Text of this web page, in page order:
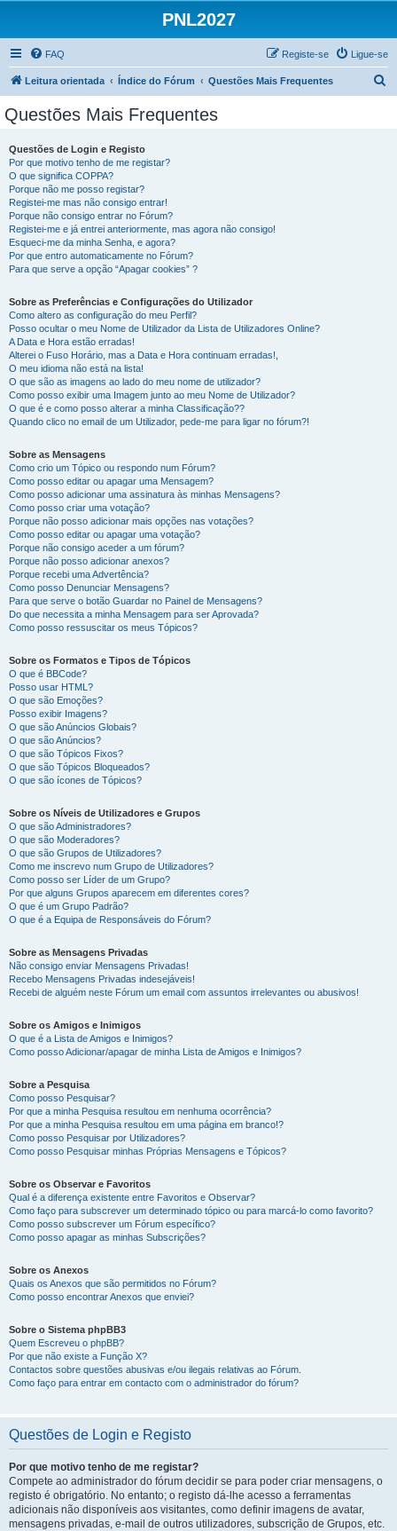
PNL2027
FAQ Ligue-se
Registe-se
Leitura orientada Índice do Fórum Questões Mais Frequentes
Questões Mais Frequentes
Questões de Login e Registo
Por que motivo tenho de me registar?
O que significa COPPA?
Porque não me posso registar?
Registei-me mas não consigo entrar!
Porque não consigo entrar no Fórum?
Registei-me e já entrei anteriormente, mas agora não consigo!
Esqueci-me da minha Senha, e agora?
Por que entro automaticamente no Fórum?
Para que serve a opção “Apagar cookies” ?
Sobre as Preferências e Configurações do Utilizador
Como altero as configuração do meu Perfil?
Posso ocultar o meu Nome de Utilizador da Lista de Utilizadores Online?
A Data e Hora estão erradas!
Alterei o Fuso Horário, mas a Data e Hora continuam erradas!,
O meu idioma não está na lista!
O que são as imagens ao lado do meu nome de utilizador?
Como posso exibir uma Imagem junto ao meu Nome de Utilizador?
O que é e como posso alterar a minha Classificação??
Quando clico no email de um Utilizador, pede-me para ligar no fórum?!
Sobre as Mensagens
Como crio um Tópico ou respondo num Fórum?
Como posso editar ou apagar uma Mensagem?
Como posso adicionar uma assinatura às minhas Mensagens?
Como posso criar uma votação?
Porque não posso adicionar mais opções nas votações?
Como posso editar ou apagar uma votação?
Porque não consigo aceder a um fórum?
Porque não posso adicionar anexos?
Porque recebi uma Advertência?
Como posso Denunciar Mensagens?
Para que serve o botão Guardar no Painel de Mensagens?
Do que necessita a minha Mensagem para ser Aprovada?
Como posso ressuscitar os meus Tópicos?
Sobre os Formatos e Tipos de Tópicos
O que é BBCode?
Posso usar HTML?
O que são Emoções?
Posso exibir Imagens?
O que são Anúncios Globais?
O que são Anúncios?
O que são Tópicos Fixos?
O que são Tópicos Bloqueados?
O que são ícones de Tópicos?
Sobre os Níveis de Utilizadores e Grupos
O que são Administradores?
O que são Moderadores?
O que são Grupos de Utilizadores?
Como me inscrevo num Grupo de Utilizadores?
Como posso ser Líder de um Grupo?
Por que alguns Grupos aparecem em diferentes cores?
O que é um Grupo Padrão?
O que é a Equipa de Responsáveis do Fórum?
Sobre as Mensagens Privadas
Não consigo enviar Mensagens Privadas!
Recebo Mensagens Privadas indesejáveis!
Recebi de alguém neste Fórum um email com assuntos irrelevantes ou abusivos!
Sobre os Amigos e Inimigos
O que é a Lista de Amigos e Inimigos?
Como posso Adicionar/apagar de minha Lista de Amigos e Inimigos?
Sobre a Pesquisa
Como posso Pesquisar?
Por que a minha Pesquisa resultou em nenhuma ocorrência?
Por que a minha Pesquisa resultou em uma página em branco!?
Como posso Pesquisar por Utilizadores?
Como posso Pesquisar minhas Próprias Mensagens e Tópicos?
Sobre os Observar e Favoritos
Qual é a diferença existente entre Favoritos e Observar?
Como faço para subscrever um determinado tópico ou para marcá-lo como favorito?
Como posso subscrever um Fórum específico?
Como posso apagar as minhas Subscrições?
Sobre os Anexos
Quais os Anexos que são permitidos no Fórum?
Como posso encontrar Anexos que enviei?
Sobre o Sistema phpBB3
Quem Escreveu o phpBB?
Por que não existe a Função X?
Contactos sobre questões abusivas e/ou ilegais relativas ao Fórum.
Como faço para entrar em contacto com o administrador do fórum?
Questões de Login e Registo
Por que motivo tenho de me registar?
Compete ao administrador do fórum decidir se para poder criar mensagens, o
registo é obrigatório. No entanto; o registo dá-lhe acesso a ferramentas
adicionais não disponíveis aos visitantes, como definir imagens de avatar,
mensagens privadas, e-mail de outros utilizadores, subscrição de Grupos, etc.